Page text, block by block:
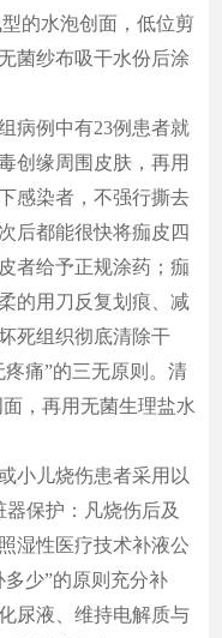
的水泡创面，低位剪
菌纱布吸干水份后涂
病例中有23例患者就
创缘周围皮肤，再用
感染者，不强行撕去
后都能很快将痂皮四
者给予正规涂药；痂
的用刀反复划痕、减
死组织彻底清除干
痛”的三无原则。清
，再用无菌生理盐水
小儿烧伤患者采用以
保护：凡烧伤后及
湿性医疗技术补液公
少”的原则充分补
尿液、维持电解质与